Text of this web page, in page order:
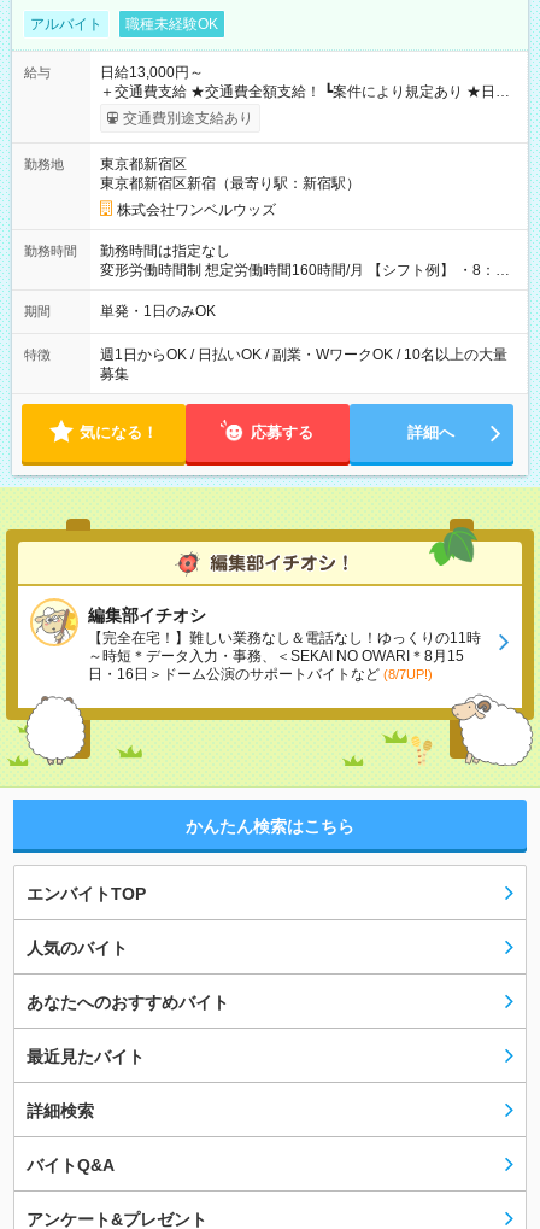
アルバイト 職種未経験OK
給与
日給13,000円～
＋交通費支給 ★交通費全額支給！ ┗案件により規定あり ★日払
いOK！（規定あり） ┗働いたその日に現金GET♪ お仕事後はコ
ンビニATMから 日払い分を引き落とせます！ 【試用期間】試
交通費別途支給あり
勤務地
東京都新宿区
東京都新宿区新宿（最寄り駅：新宿駅）
株式会社ワンベルウッズ
勤務時間
勤務時間は指定なし
変形労働時間制 想定労働時間160時間/月 【シフト例】 ・8：00
～21：00
期間 単発・1日のみOK
特徴
週1日からOK / 日払いOK / 副業・WワークOK / 10名以上の大量
募集
気になる！ 応募する 詳細へ
編集部イチオシ
【完全在宅！】難しい業務なし＆電話なし！ゆっくりの11時
～時短＊データ入力・事務、＜SEKAI NO OWARI＊8月15
日・16日＞ドーム公演のサポートバイトなど (8/7UP!)
かんたん検索はこちら
エンバイトTOP
人気のバイト
あなたへのおすすめバイト
最近見たバイト
詳細検索
バイトQ&A
アンケート&プレゼント